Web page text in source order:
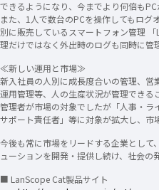
できるようになり、今までより何倍もPC
また、1人で数台のPCを操作してもログ
別に販売しているスマートフォン管理
理だけではなく外出時のログも同時に管
≪新しい運用と市場≫
新入社員の人別に成長度合いの管理、営
運用管理等、人の生産状況が管理できる
管理者が市場の対象でしたが「人事・ラ
サポート責任者」等に対象が拡大し、市
今後も常に市場をリードする企業として
ューションを開発・提供し続け、社会の
■ LanScope Cat製品サイト